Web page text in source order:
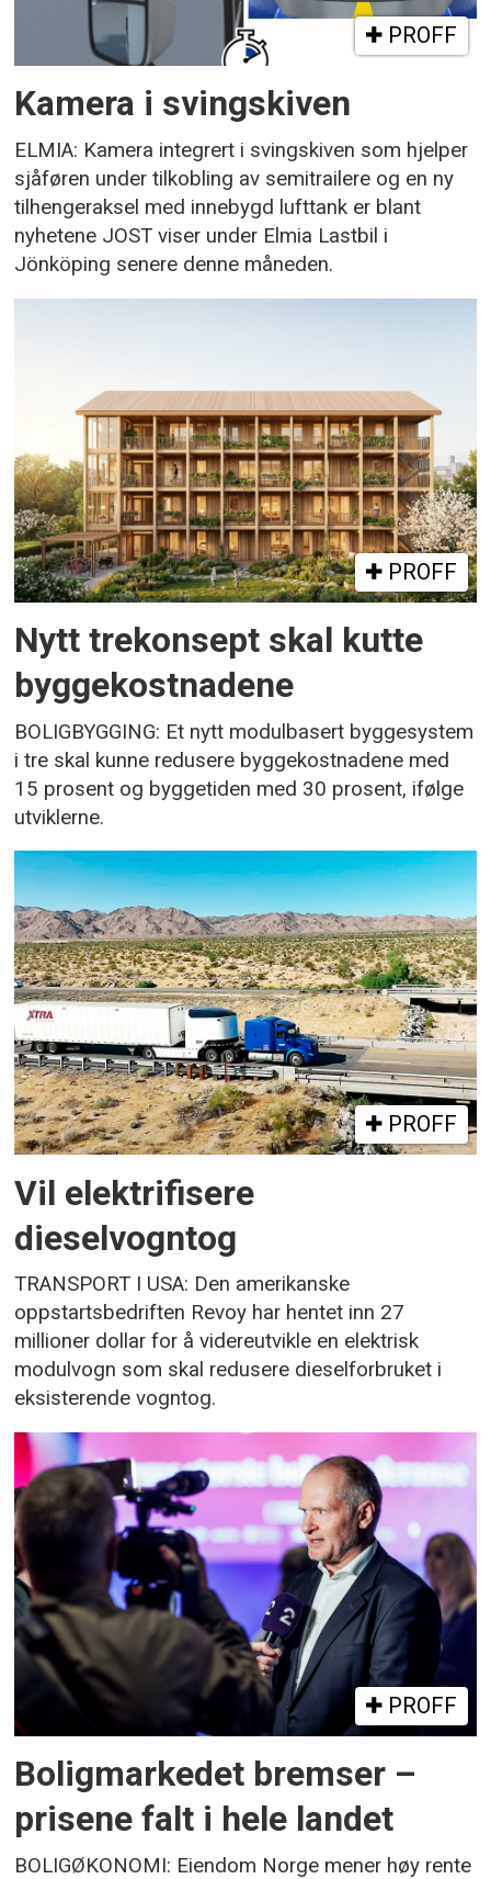
PROFF
Kamera i svingskiven
ELMIA: Kamera integrert i svingskiven som hjelper
sjåføren under tilkobling av semitrailere og en ny
tilhengeraksel med innebygd lufttank er blant
nyhetene JOST viser under Elmia Lastbil i
Jönköping senere denne måneden.
PROFF
Nytt trekonsept skal kutte
byggekostnadene
BOLIGBYGGING: Et nytt modulbasert byggesystem
i tre skal kunne redusere byggekostnadene med
15 prosent og byggetiden med 30 prosent, ifølge
utviklerne.
PROFF
Vil elektrifisere
dieselvogntog
TRANSPORT I USA: Den amerikanske
oppstartsbedriften Revoy har hentet inn 27
millioner dollar for å videreutvikle en elektrisk
modulvogn som skal redusere dieselforbruket i
eksisterende vogntog.
PROFF
Boligmarkedet bremser –
prisene falt i hele landet
BOLIGØKONOMI: Eiendom Norge mener høy rente